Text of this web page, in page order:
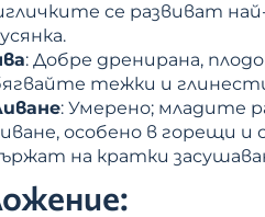
се развиват
: Добре дренирана,
тежки и
: Умерено; младите
особено в горещи и
на кратки